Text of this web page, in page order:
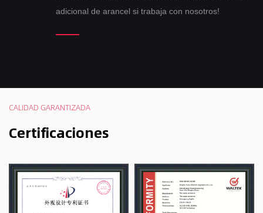
adicional de arancel si trabaja con nosotros!
CALIDAD GARANTIZADA
Certificaciones